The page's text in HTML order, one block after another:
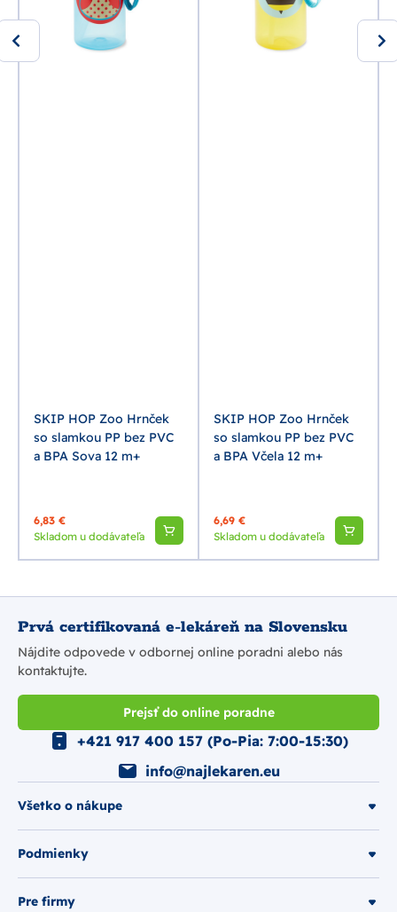
SKIP HOP Zoo Hrnček
so slamkou PP bez PVC
a BPA Sova 12 m+
6,83 €
Skladom u dodávateľa
SKIP HOP Zoo Hrnček
so slamkou PP bez PVC
a BPA Včela 12 m+
6,69 €
Skladom u dodávateľa
Prvá certifikovaná e-lekáreň na Slovensku
Nájdite odpovede v odbornej online poradni alebo nás
kontaktujte.
Prejsť do online poradne
Všetko o nákupe
Podmienky
Pre firmy
+421 917 400 157 (Po-Pia: 7:00-15:30)
info@najlekaren.eu